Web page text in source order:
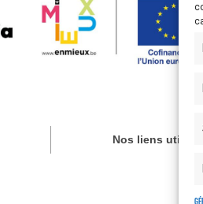
Nos liens utiles